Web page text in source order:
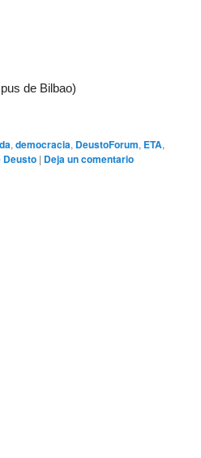
de Bilbao)
, democracia, DeustoForum, ETA,
Deusto | Deja un comentario